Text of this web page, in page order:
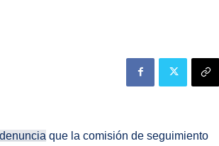
denuncia que la comisión de seguimiento